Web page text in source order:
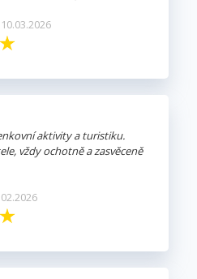
10.03.2026
aktivity a turistiku.
vždy ochotně a zasvěceně